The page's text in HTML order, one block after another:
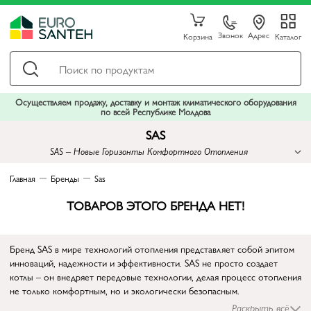
Корзина Звонок Адрес Каталог
Осуществляем продажу, доставку и монтаж климатического оборудования
по всей Республике Молдова
SAS
SAS – Новые Горизонты Комфортного Отопления
Главная Бренды Sas
ТОВАРОВ ЭТОГО БРЕНДА НЕТ!
Бренд SAS в мире технологий отопления представляет собой эпитом
инноваций, надежности и эффективности. SAS не просто создает
котлы – он внедряет передовые технологии, делая процесс отопления
не только комфортным, но и экологически безопасным.
Раскрыть всё